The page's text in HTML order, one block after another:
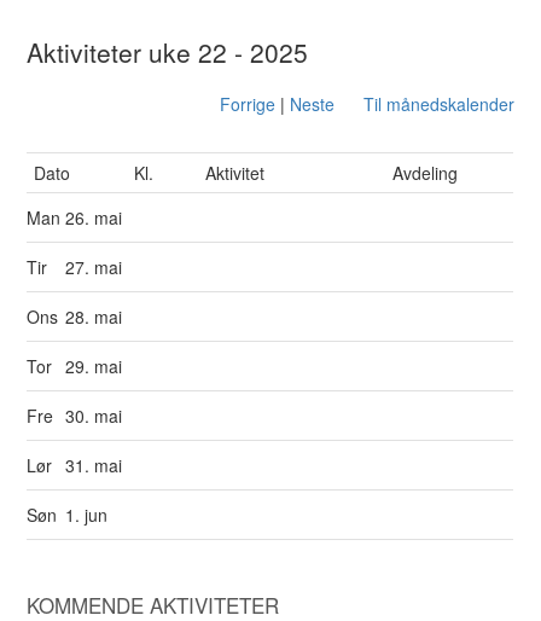
Aktiviteter uke 22 - 2025
Forrige| Neste Til månedskalender
Dato Kl. Aktivitet
Avdeling
Man26. mai
Tir 27. mai
Ons 28. mai
Tor 29. mai
Fre 30. mai
Lør 31. mai
Søn 1. jun
KOMMENDE AKTIVITETER